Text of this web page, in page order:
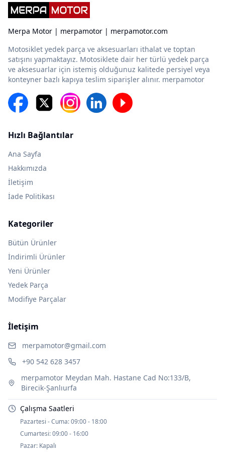
Merpa Motor | merpamotor | merpamotor.com
Motosiklet yedek parça ve aksesuarları ithalat ve toptan
satışını yapmaktayız. Motosiklete dair her türlü yedek parça
ve aksesuarlar için istemiş olduğunuz kalitede persiyel veya
konteyner bazlı kapıya teslim siparişler alınır. merpamotor
Hızlı Bağlantılar
Ana Sayfa
Hakkımızda
İletişim
İade Politikası
Kategoriler
Bütün Ürünler
İndirimli Ürünler
Yeni Ürünler
Yedek Parça
Modifiye Parçalar
İletişim
merpamotor@gmail.com
+90 542 628 3457
merpamotor Meydan Mah. Hastane Cad No:133/B,
Birecik-Şanlıurfa
Çalışma Saatleri
Pazartesi - Cuma:09:00 - 18:00
Cumartesi:09:00 - 16:00
Pazar: Kapalı